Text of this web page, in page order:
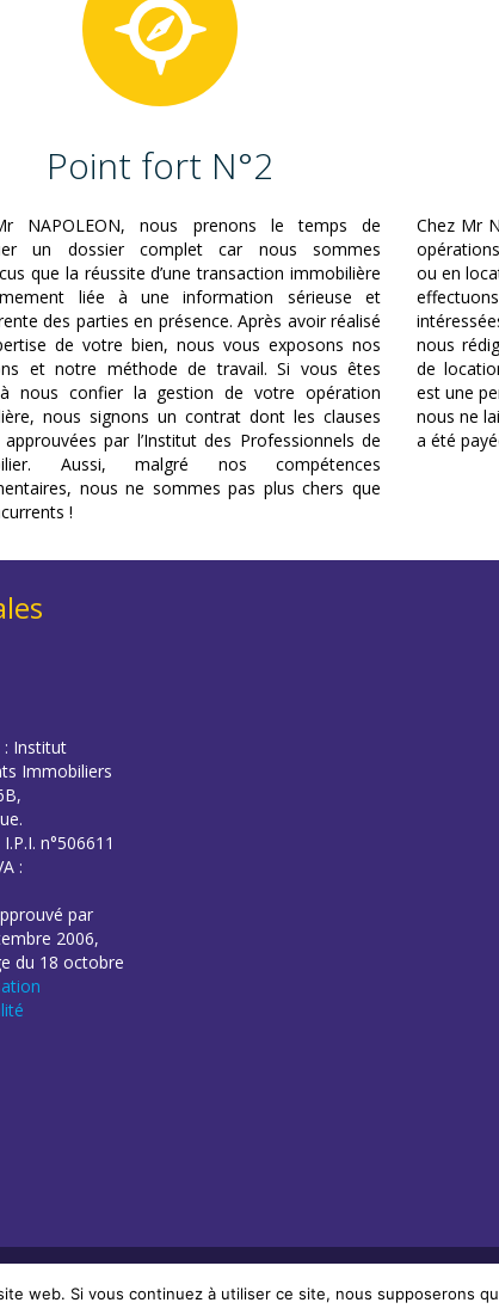
Point fort N°2
NAPOLEON, nous prenons le temps de
un dossier complet car nous sommes
que la réussite d’une transaction immobilière
liée à une information sérieuse et
des parties en présence. Après avoir réalisé
de votre bien, nous vous exposons nos
et notre méthode de travail. Si vous êtes
nous confier la gestion de votre opération
nous signons un contrat dont les clauses
par l’Institut des Professionnels de
Aussi, malgré nos compétences
nous ne sommes pas plus chers que
!
Chez Mr
ou en
nous
de
est une
nous ne
a été
: Institut
Immobiliers
n°506611
:
par
2006,
du 18 octobre
Internet | ProduWeb
web. Si vous continuez à utiliser ce site, nous supposerons